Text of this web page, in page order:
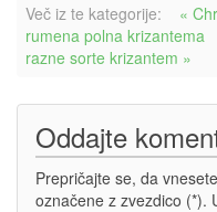
Več iz te kategorije:
«
rumena polna krizantema
razne sorte krizantem »
Oddajte
Prepričajte se, da
označene z zvezdico (*).